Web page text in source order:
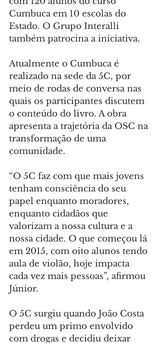
Cumbuca em 10 escolas do
Estado. O Grupo Interalli
também patrocina a iniciativa.
Atualmente o Cumbuca é
realizado na sede da 5C, por
meio de rodas de conversa nas
quais os participantes discutem
o conteúdo do livro. A obra
apresenta a trajetória da OSC na
transformação de uma
comunidade.
“O 5C faz com que mais jovens
tenham consciência do seu
papel enquanto moradores,
enquanto cidadãos que
valorizam a nossa cultura e a
nossa cidade. O que começou lá
em 2015, com oito alunos tendo
aula de violão, hoje impacta
cada vez mais pessoas”, afirmou
Júnior.
O 5C surgiu quando João Costa
perdeu um primo envolvido
com drogas e decidiu deixar